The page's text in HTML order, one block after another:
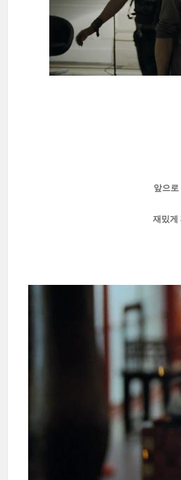
앞으
재밌게